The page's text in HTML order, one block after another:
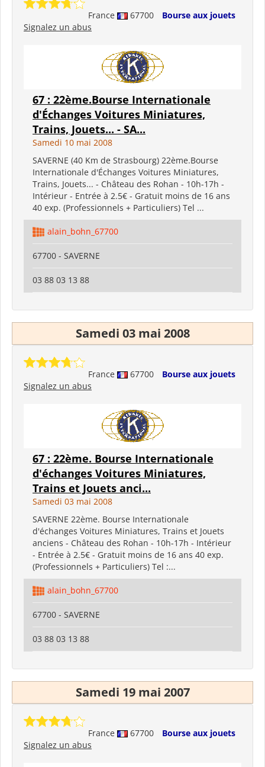
France 67700
Bourse aux jouets
Signalez un abus
67 : 22ème.Bourse Internationale
d'Échanges Voitures Miniatures,
Trains, Jouets... - SA...
Samedi 10 mai 2008
SAVERNE (40 Km de Strasbourg) 22ème.Bourse
Internationale d'Échanges Voitures Miniatures,
Trains, Jouets... - Château des Rohan - 10h-17h -
Intérieur - Entrée à 2.5€ - Gratuit moins de 16 ans
40 exp. (Professionnels + Particuliers) Tel ...
alain_bohn_67700
67700 - SAVERNE
03 88 03 13 88
Samedi 03 mai 2008
France 67700
Bourse aux jouets
Signalez un abus
67 : 22ème. Bourse Internationale
d'échanges Voitures Miniatures,
Trains et Jouets anci...
Samedi 03 mai 2008
SAVERNE 22ème. Bourse Internationale
d'échanges Voitures Miniatures, Trains et Jouets
anciens - Château des Rohan - 10h-17h - Intérieur
- Entrée à 2.5€ - Gratuit moins de 16 ans 40 exp.
(Professionnels + Particuliers) Tel :...
alain_bohn_67700
67700 - SAVERNE
03 88 03 13 88
Samedi 19 mai 2007
France 67700
Bourse aux jouets
Signalez un abus